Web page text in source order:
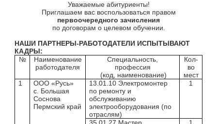
Уважаемые абитуриенты!
Приглашаем вас воспользоваться правом
первоочередного зачисления
по договорам о целевом обучении.
НАШИ ПАРТНЕРЫ-РАБОТОДАТЕЛИ ИСПЫТЫВАЮТ
КАДРЫ:
№
Наименование
работодателя
Специальность,
профессия
(код, наименование)
Кол-
во
мест
1
ООО «Русь»
с. Большая
Соснова
Пермский край
13.01.10 Электромонтер
по ремонту и
обслуживанию
электрооборудования (по
отраслям)
1